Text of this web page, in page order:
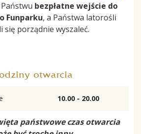
bezpłatne wejście do
Funparku, a Państwa latorośli
się porządnie wyszaleć.
otwarcia
10.00 - 20.00
państwowe czas otwarcia